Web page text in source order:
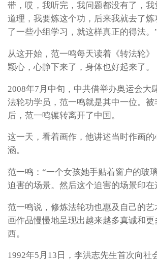
带，哎，我听完，我问题都没有了，
道理，我要炼这个功，后来我就去了
了一些小组学习，就这样真正的得法。
从这开始，范一鸣每天读着《转法轮
颗心，心静下来了，身体也好起来了。
2008年7月中旬，中共借举办奥运会大
法轮功学员，范一鸣就是其中一位。
后，范一鸣辗转离开了中国。
这一天，看着画作，他讲述当时作画
涵。
范一鸣：“一个女孩她手贴着窗户的玻
迫害的场景。然后这个迫害的场景印在
范一鸣说，修炼法轮功也惠及自己的
画作品慢慢地呈现出越来越多真诚和
西。
1992年5月13日，李洪志先生首次向社